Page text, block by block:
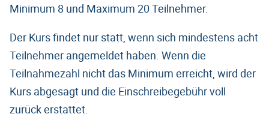
Minimum 8 und Maximum 20 Teilnehmer.
Der Kurs findet nur statt, wenn sich mindestens acht
Teilnehmer angemeldet haben. Wenn die
Teilnahmezahl nicht das Minimum erreicht, wird der
Kurs abgesagt und die Einschreibegebühr voll
zurück erstattet.